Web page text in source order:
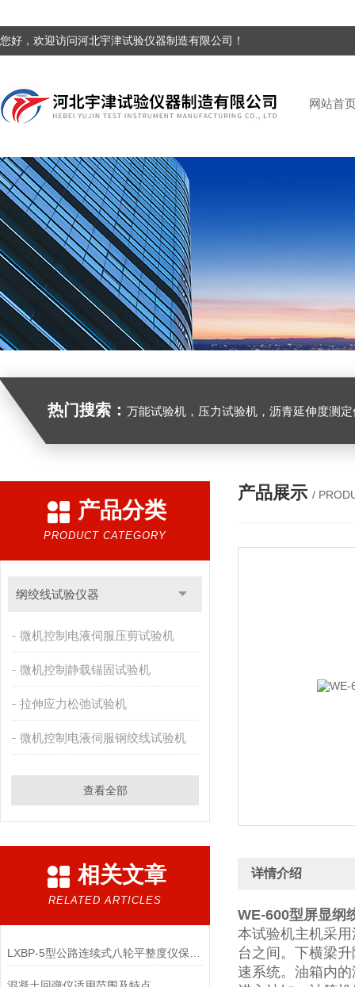
您好，欢迎访问河北宇津试验仪器制造有限公司！
网站首
热门搜索： 万能试验机，压力试验机，沥青延伸度测定仪，沥青混合料拌合机，全自动沥青混合料离心式抽提仪，马歇尔电动
产品分类
PRODUCT CATEGORY
纲绞线试验仪器
微机控制电液伺服压剪试验机
微机控制静载锚固试验机
拉伸应力松弛试验机
微机控制电液伺服钢绞线试验机
查看全部
相关文章
RELATED ARTICLES
产品展示 /
详情介绍
WE-600型屏显纲
本试验机主机采
台之间。下横梁
速系统。油箱内